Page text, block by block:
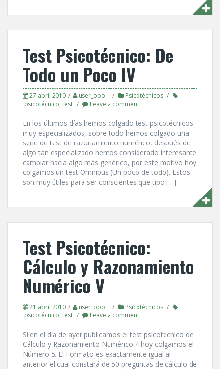
Test Psicotécnico: De
Todo un Poco IV
27 abril 2010 user_opo
Psicotécnicos
psicotécnico, test Leave a comment
En los últimos dí­as hemos colgado test psicotécnicos
muy especializados, sobre todo hemos colgado una
serie de test de razonamiento numérico, después de
algo tan especializado hemos considerado interesante
cambiar hacia algo más genérico, por este motivo hoy
colgamos un test Omnibus (Un poco de todo). Estos
son muy útiles para ser conscientes que tipo […]
Test Psicotécnico:
Cálculo y Razonamiento
Numérico V
21 abril 2010 user_opo
Psicotécnicos
psicotécnico, test Leave a comment
Si en el dí­a de ayer publicamos el test psicotécnico de
Cálculo y Razonamiento Numérico 4 hoy colgamos el
Número 5. El Formato es exactamente igual al
anterior el cual constará de 50 preguntas de cálculo de